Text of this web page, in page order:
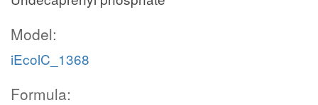
Model:
iEcolC_1368
Formula: